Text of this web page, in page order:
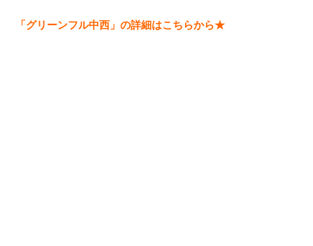
「グリーンフル中西」の詳細はこちらから★